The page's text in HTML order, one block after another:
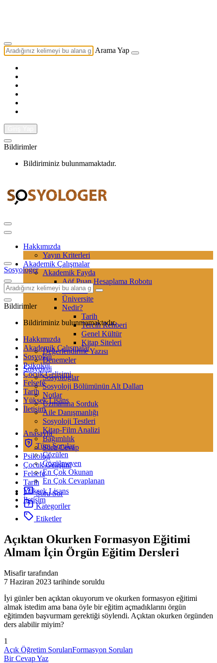
Arama Yap
Bildirimler
Bildiriminiz bulunmamaktadır.
Hakkımızda
Yayın Kriterleri
Akademik Çalışmalar
Akademik Fayda
Aöf Puan Hesaplama Robotu
Sertifika
Üniversite
Nedir?
Tarih
Tercih Rehberi
Genel Kültür
Kitap Siteleri
Değerlendirme Yazısı
Denemeler
Sosyoloji
Sosyologlar
Sosyoloji Bölümünün Alt Dalları
Notlar
Uzmanına Sorduk
Aile Danışmanlığı
Sosyoloji Testleri
Kitap-Film Analizi
Bağımlılık
Soru Cevap
Psikoloji
Çocuk Gelişimi
Felsefe
Tarih
Yüksek Lisans
İletişim
Sosyologer
Bildirimler
Bildiriminiz bulunmamaktadır.
Hakkımızda
Akademik Çalışmalar
Sosyoloji
Psikoloji
Çocuk Gelişimi
Felsefe
Tarih
Yüksek Lisans
İletişim
Anasayfa
Tüm Sorular
Çözülen
Çözülmeyen
En Çok Okunan
En Çok Cevaplanan
Soru Sor
Kategoriler
Etiketler
Açıktan Okurken Formasyon Eğitimi
Almam İçin Örgün Eğitim Dersleri
Misafir tarafından
7 Haziran 2023 tarihinde soruldu
İyi günler ben açıktan okuyorum ve okurken formasyon eğitimi
almak istedim ama bana öyle bir eğitim açmadıklarını örgün
eğitimden başvurmam gerektiği söylendi. Açıktan okurken örgünden
ders alabilir miyim?
1
Açık Öğretim SorularıFormasyon Soruları
Bir Cevap Yaz